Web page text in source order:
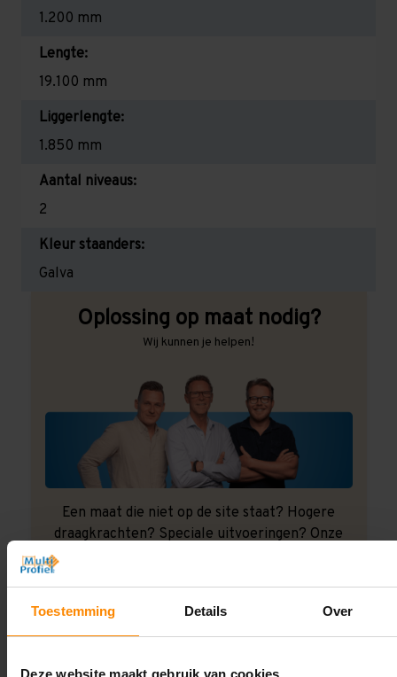
Toestemming Details Over
Deze website maakt gebruik van cookies
1.200 mm
Lengte:
19.100 mm
Liggerlengte:
1.850 mm
Aantal niveaus:
2
Kleur staanders:
Galva
Oplossing op maat nodig?
Wij kunnen je helpen!
Een maat die niet op de site staat? Hogere
draagkrachten? Speciale uitvoeringen? Onze
experts werken het graag uit! Maatwerk is onze
Contact met specialist